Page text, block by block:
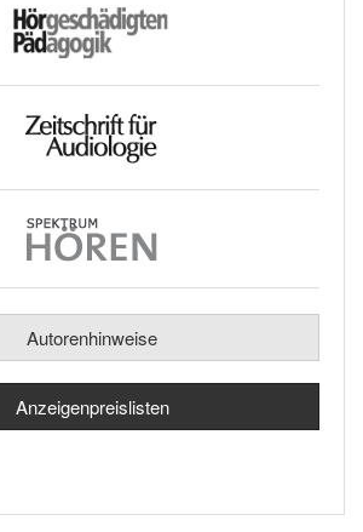
Autorenhinweise
Anzeigenpreislisten